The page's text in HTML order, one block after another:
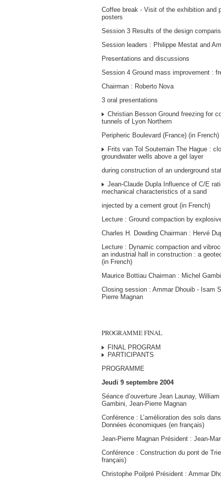
Coffee break - Visit of the exhibition and
posters
Session 3 Results of the design
Session leaders : Philippe Mestat and
Presentations and discussions
Session 4 Ground mass improvement :
Chairman : Roberto Nova
3 oral presentations
Christian Besson Ground freezing for
tunnels of Lyon Northern
Peripheric Boulevard (France) (in French)
Frits van Tol Souterrain The Hague :
groundwater wells above a gel layer
during construction of an underground
Jean-Claude Dupla Influence of C/E
mechanical characteristics of a sand
injected by a cement grout (in French)
Lecture : Ground compaction by
Charles H. Dowding Chairman : Hervé
Lecture : Dynamic compaction and
an industrial hall in construction : a
(in French)
Maurice Bottiau Chairman : Michel
Closing session : Ammar Dhouib - Isam
Pierre Magnan
PROGRAMME FINAL
FINAL PROGRAM
PARTICIPANTS
PROGRAMME
Jeudi 9 septembre 2004
Séance d’ouverture Jean Launay,
Gambini, Jean-Pierre Magnan
Conférence : L’amélioration des sols
Données économiques (en français)
Jean-Pierre Magnan Président : Jean-
Conférence : Construction du pont de
français)
Christophe Poilpré Président : Ammar